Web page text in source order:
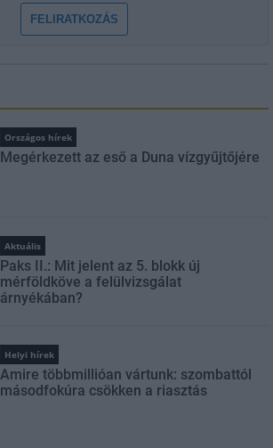
FELIRATKOZÁS
Országos hírek
Megérkezett az eső a Duna vízgyűjtőjére
Aktuális
Paks II.: Mit jelent az 5. blokk új
mérföldköve a felülvizsgálat
árnyékában?
Helyi hírek
Amire többmillióan vártunk: szombattól
másodfokúra csökken a riasztás